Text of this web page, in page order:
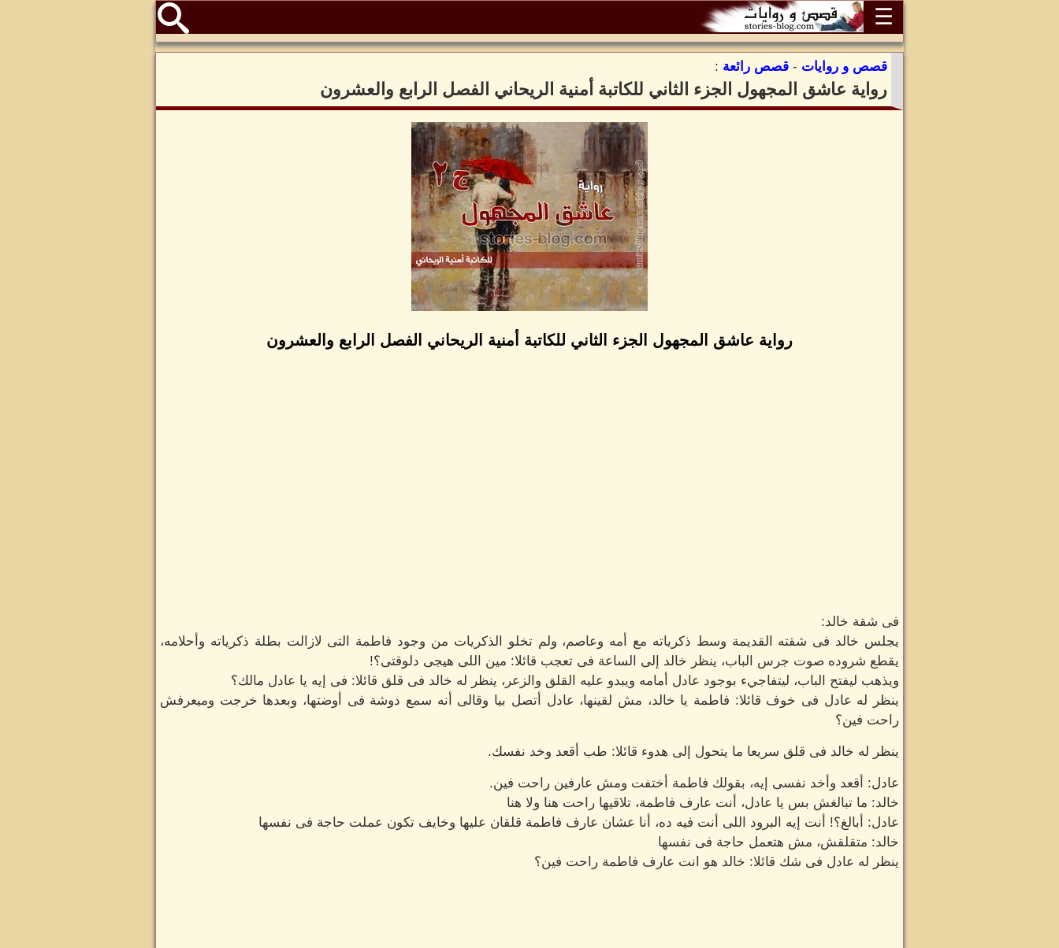
☰
قصص و روايات - قصص رائعة :
رواية عاشق المجهول الجزء الثاني للكاتبة أمنية الريحاني الفصل الرابع والعشرون
رواية عاشق المجهول الجزء الثاني للكاتبة أمنية الريحاني الفصل الرابع والعشرون
فى شقة خالد:
يجلس خالد فى شقته القديمة وسط ذكرياته مع أمه وعاصم، ولم تخلو الذكريات من وجود فاطمة التى لازالت بطلة ذكرياته وأحلامه،
يقطع شروده صوت جرس الباب، ينظر خالد إلى الساعة فى تعجب قائلا: مين اللى هيجى دلوقتى؟!
ويذهب ليفتح الباب، ليتفاجيء بوجود عادل أمامه ويبدو عليه القلق والزعر، ينظر له خالد فى قلق قائلا: فى إيه يا عادل مالك؟
ينظر له عادل فى خوف قائلا: فاطمة يا خالد، مش لقينها، عادل أتصل بيا وقالى أنه سمع دوشة فى أوضتها، وبعدها خرجت وميعرفش
راحت فين؟
ينظر له خالد فى قلق سريعا ما يتحول إلى هدوء قائلا: طب أقعد وخد نفسك.
عادل: أقعد وأخد نفسى إيه، بقولك فاطمة أختفت ومش عارفين راحت فين.
خالد: ما تبالغش بس يا عادل، أنت عارف فاطمة، تلاقيها راحت هنا ولا هنا
عادل: أبالغ؟! أنت إيه البرود اللى أنت فيه ده، أنا عشان عارف فاطمة قلقان عليها وخايف تكون عملت حاجة فى نفسها
خالد: متقلقش، مش هتعمل حاجة فى نفسها
ينظر له عادل فى شك قائلا: خالد هو انت عارف فاطمة راحت فين؟